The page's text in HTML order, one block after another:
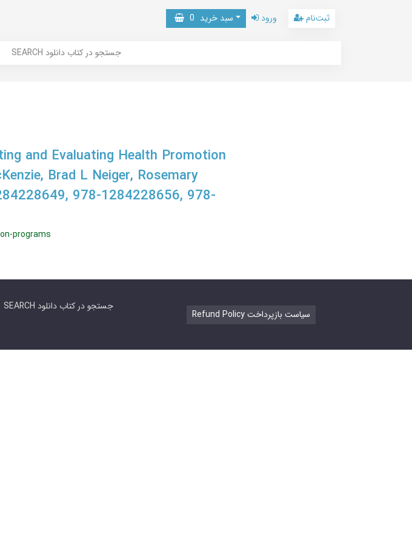
سبد خرید 0 ورود ثبت‌نام
SEARCH جستجو در کتاب دانلود
and Evaluating Health Promotion
Brad L Neiger, Rosemary
978-1284228656, 978-
programs
SEARCH جستجو در کتاب دانلود
Refund Policy سیاست بازپرداخت